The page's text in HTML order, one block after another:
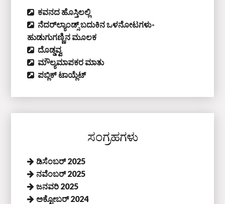
ಕವನದ ಹೊಸ್ತಿಲಲ್ಲಿ
ನೆದರ್‌ಲ್ಯಾಂಡ್ಸ್‌ ಬದುಕಿನ ಒಳನೋಟಗಳು-
ಹುಡುಗುಗಣ್ಣಿನ ಮೂಲಕ
ದೊಡ್ಡವ್ವ
ಮೌಲ್ಯಮಾಪಕರ ಮಾತು
ಪಬ್ಲಿಕ್‌ ಟಾಯ್ಲೆಟ್‌
ಸಂಗ್ರಹಗಳು
ಡಿಸೆಂಬರ್ 2025
ನವೆಂಬರ್ 2025
ಜನವರಿ 2025
ಅಕ್ಟೋಬರ್ 2024